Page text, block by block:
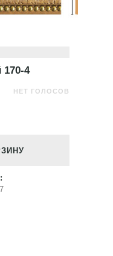
170-4
НЕТ ГОЛОСОВ